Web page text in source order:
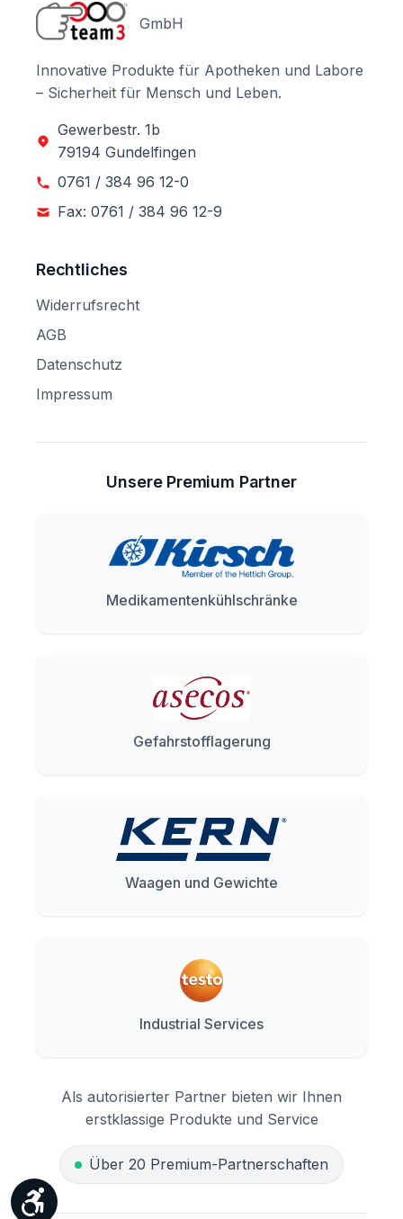
GmbH
Innovative Produkte für Apotheken und Labore
– Sicherheit für Mensch und Leben.
Gewerbestr. 1b
79194 Gundelfingen
0761 / 384 96 12-0
Fax: 0761 / 384 96 12-9
Rechtliches
Widerrufsrecht
AGB
Datenschutz
Impressum
Unsere Premium Partner
Medikamentenkühlschränke
Gefahrstofflagerung
Waagen und Gewichte
Industrial Services
Als autorisierter Partner bieten wir Ihnen
erstklassige Produkte und Service
Über 20 Premium-Partnerschaften
Werkzeugleiste anzeigen